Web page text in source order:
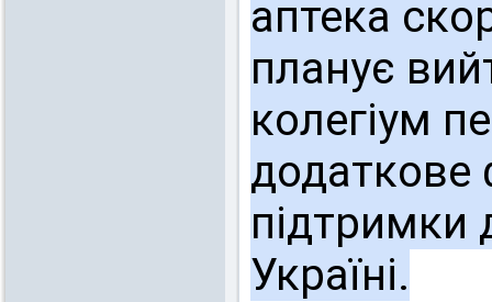
аптека
планує
колегіум
додаткове
підтримки
Україні.